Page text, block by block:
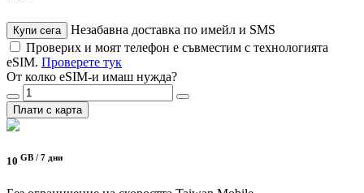
Купи сега
Незабавна доставка по имейл и SMS
Проверих и моят телефон е съвместим с технологията
eSIM. Проверете тук
От колко eSIM-и имаш нужда?
Плати с карта
10 GB / 7 дни